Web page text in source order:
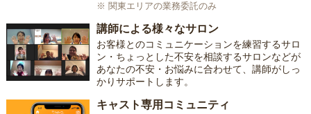
※ 関東エリアの業務委託のみ
講師による様々なサロン
お客様とのコミュニケーションを練習するサロ
ン・ちょっとした不安を相談するサロンなどが
あなたの不安・お悩みに合わせて、講師がしっ
かりサポートします。
キャスト専用コミュニティ